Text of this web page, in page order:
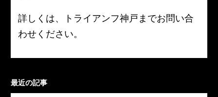
詳しくは、トライアンフ神戸までお問い合
わせください。
最近の記事